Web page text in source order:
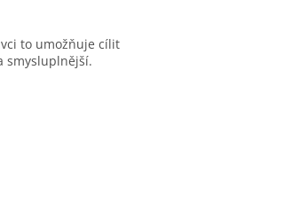
to umožňuje cílit
smysluplnější.